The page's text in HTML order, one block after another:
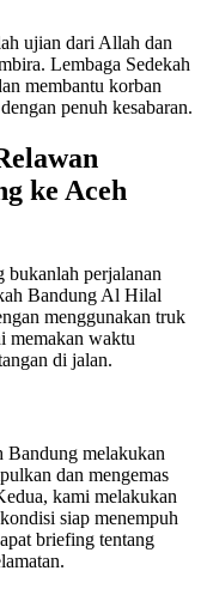
ujian dari Allah dan
Lembaga Sedekah
membantu korban
penuh kesabaran.
ke Aceh
bukanlah perjalanan
Bandung Al Hilal
menggunakan truk
memakan waktu
di jalan.
Bandung melakukan
dan mengemas
kami melakukan
siap menempuh
briefing tentang